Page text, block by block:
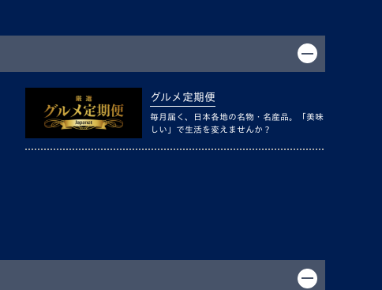
グルメ定期便
毎月届く、日本各地の名物・名産品。「美味
しい」で生活を変えませんか？